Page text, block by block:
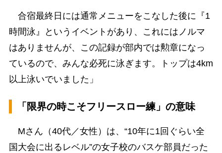
合宿最終日には通常メニューをこなした後に『1
時間泳』というイベントがあり、これにはノルマ
はありませんが、この記録が部内では勲章になっ
ているので、みんな必死に泳ぎます。トップは4km
以上泳いでいました」
「限界の時こそフリースロー練」の意味
Mさん（40代／女性）は、“10年に1回ぐらい全
国大会に出るレベル”の女子校のバスケ部員だった